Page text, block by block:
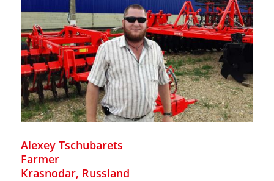
Alexey Tschubarets
Farmer
Krasnodar, Russland